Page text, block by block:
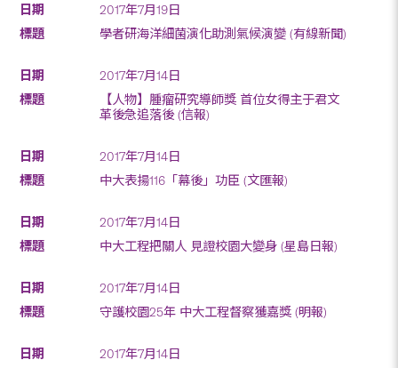
2017年7月19日
學者研海洋細菌演化助測氣候演變 (有線新聞)
2017年7月14日
【人物】腫瘤研究導師獎 首位女得主于君文
革後急追落後 (信報)
2017年7月14日
中大表揚116「幕後」功臣 (文匯報)
2017年7月14日
中大工程把關人 見證校園大變身 (星島日報)
2017年7月14日
守護校園25年 中大工程督察獲嘉獎 (明報)
2017年7月14日